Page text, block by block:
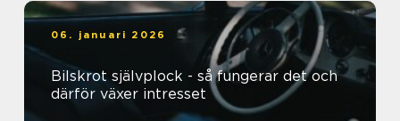
06. januari 2026
Bilskrot självplock - så fungerar det och
därför växer intresset